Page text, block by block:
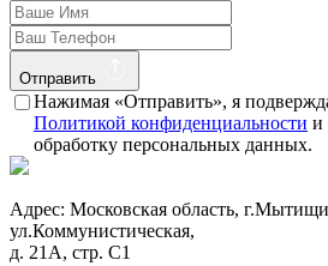
Отправить
Нажимая «Отправить», я
Политикой конфиденциальности и
обработку персональных данных.
Адрес: Московская область,
ул.Коммунистическая,
д. 21А, стр. С1